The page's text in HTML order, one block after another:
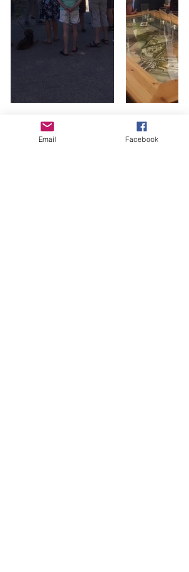
Leuk om te weten:
- In het najaar van 2018 vindt er een
Email Facebook